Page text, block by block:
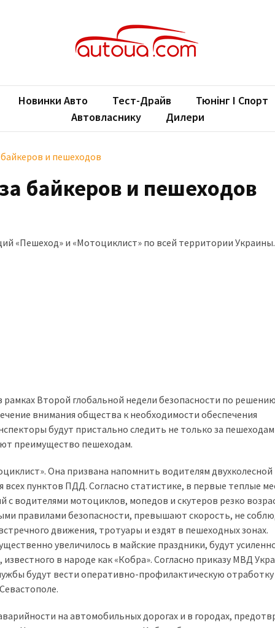
Новинки Авто Тест-Драйв
Тюнінг І Спорт
Автовласнику
Дилери
и пешеходов
байкеров и пешеходов
«Пешеход» и «Мотоциклист» по всей территории Украины.
Второй глобальной недели безопасности по
внимания общества к необходимости обеспечения
будут пристально следить не только за
преимущество пешеходам.
Она призвана напомнить водителям двухколесной
пунктов ПДД. Согласно статистике, в первые теплые
водителями мотоциклов, мопедов и скутеров резко
правилами безопасности, превышают скорость, не
движения, тротуары и ездят в пешеходных зонах.
увеличилось в майские праздники, будут
в народе как «Кобра». Согласно приказу МВД
будут вести оперативно-профилактическую отработку
на автомобильных дорогах и в городах,